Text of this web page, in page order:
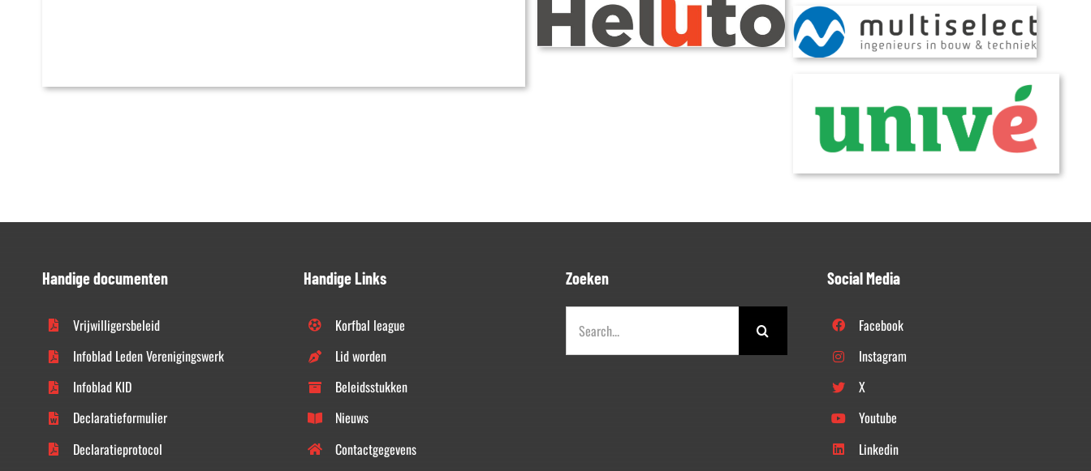
Handige documenten
Vrijwilligersbeleid
Infoblad Leden Verenigingswerk
Infoblad KID
Declaratieformulier
Declaratieprotocol
Handige Links
Korfbal league
Lid worden
Beleidsstukken
Nieuws
Contactgegevens
Zoeken
naar:
Social Media
Facebook
Instagram
X
Youtube
Linkedin